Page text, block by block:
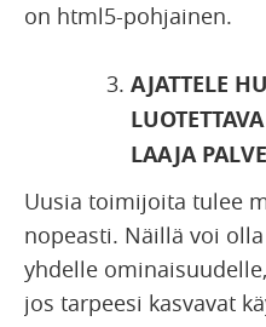
on html5-pohjainen.
AJATTELE
LAAJA
Uusia toimijoita tulee
nopeasti. Näillä voi
yhdelle
jos tarpeesi kasvavat